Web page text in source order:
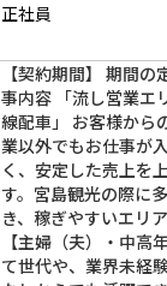
正社員
【契約期間】 期間
事内容 「流し営業エ
線配車」 お客様から
業以外でもお仕事が
く、安定した売上を
す。宮島観光の際に
き、稼ぎやすいエリ
【主婦（夫）・中高
て世代や、業界未経